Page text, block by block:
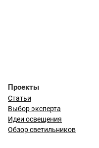
Проекты
Статьи
Выбор эксперта
Идеи освещения
Обзор светильников